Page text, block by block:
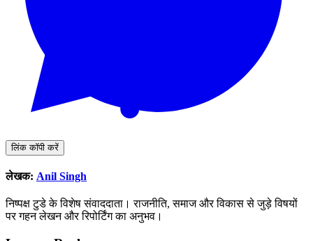
लिंक कॉपी करें
लेखक: Anil Singh
निष्पक्ष टुडे के विशेष संवाददाता। राजनीति, समाज और विकास से जुड़े विषयों
पर गहन लेखन और रिपोर्टिंग का अनुभव।